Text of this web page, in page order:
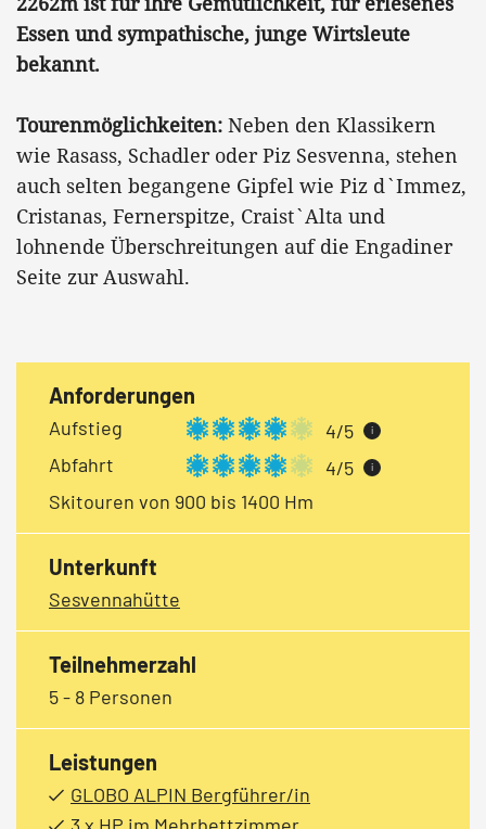
Essen und sympathische, junge Wirtsleute
bekannt.
Tourenmöglichkeiten: Neben den Klassikern
wie Rasass, Schadler oder Piz Sesvenna, stehen
auch selten begangene Gipfel wie Piz d`Immez,
Cristanas, Fernerspitze, Craist`Alta und
lohnende Überschreitungen auf die Engadiner
Seite zur Auswahl.
Anforderungen
Aufstieg 4/5 i
Abfahrt 4/5 i
Skitouren von 900 bis 1400 Hm
Unterkunft
Sesvennahütte
Teilnehmerzahl
5 - 8 Personen
Leistungen
GLOBO ALPIN Bergführer/in